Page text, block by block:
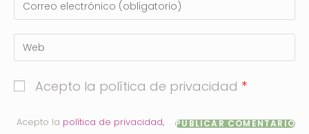
Acepto la política de privacidad *
Acepto la política de privacidad,